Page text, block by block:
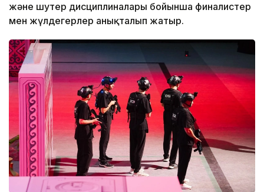
және шутер дисциплиналары бойынша финалистер
мен жүлдегерлер анықталып жатыр.